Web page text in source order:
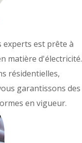
experts est prête à
matière d'électricité.
résidentielles,
garantissons des
en vigueur.